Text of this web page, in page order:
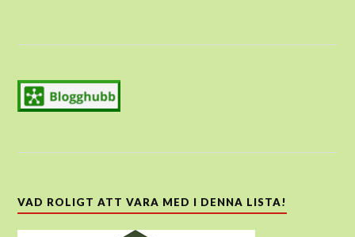
VAD ROLIGT ATT VARA MED I DENNA LISTA!